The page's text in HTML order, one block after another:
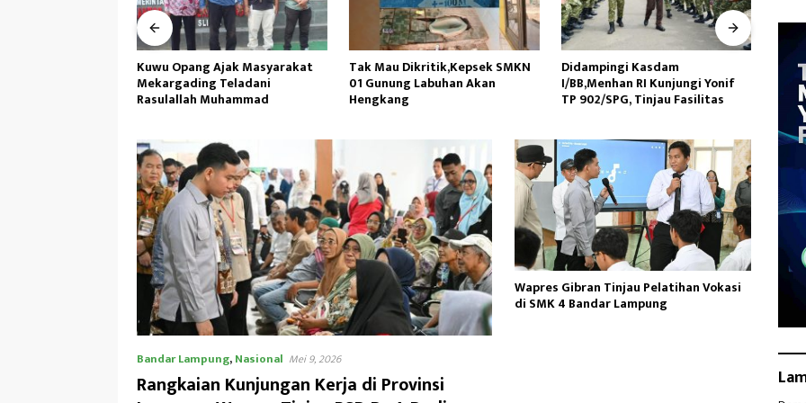
Tak Mau Dikritik,Kepsek SMKN
01 Gunung Labuhan Akan
Hengkang
Didampingi Kasdam
I/BB,Menhan RI Kunjungi Yonif
TP 902/SPG, Tinjau Fasilitas
DKM Masjid Jami Nurul Hidayah
dan Pemdes Mekargading
Peringati Maulid Nabi
Bandar Lampung,Nasional Mei 9, 2026
Rangkaian Kunjungan Kerja di Provinsi
Wapres Gibran Tinjau Pelatihan Vokasi
di SMK 4 Bandar Lampung